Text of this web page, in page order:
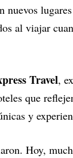
nuevos
al viajar
Travel,
que
y
Hoy,